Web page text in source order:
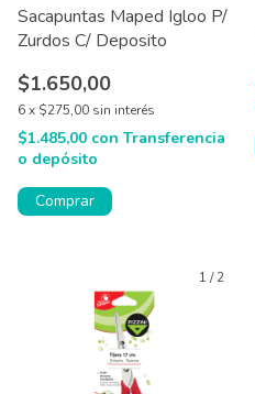
Sacapuntas Maped Igloo P/
Zurdos C/ Deposito
$1.650,00
6x $275,00 sin interés
$1.485,00 con Transferencia
o depósito
Comprar
1 /2